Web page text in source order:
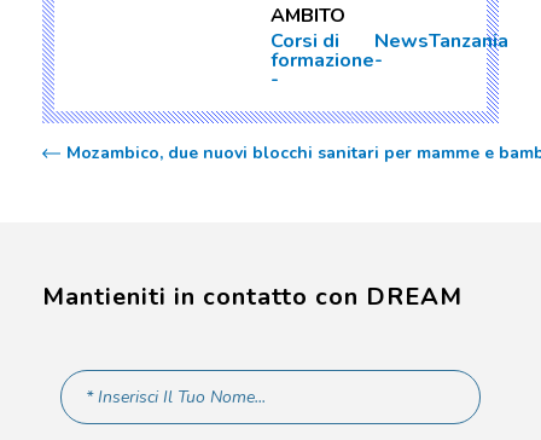
AMBITO
Corsi di
formazione
NewsTanzania
Mozambico, due nuovi blocchi sanitari per mamme e
Mantieniti in contatto con DREAM